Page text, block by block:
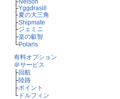
├Yggdrasill
├夏の大三角
├Shipmate
├ジェミニ
├楽の叡智
└Polaris
有料オプション
＠サービス
├回航
├陸路
├ポイント
└ドルフィン